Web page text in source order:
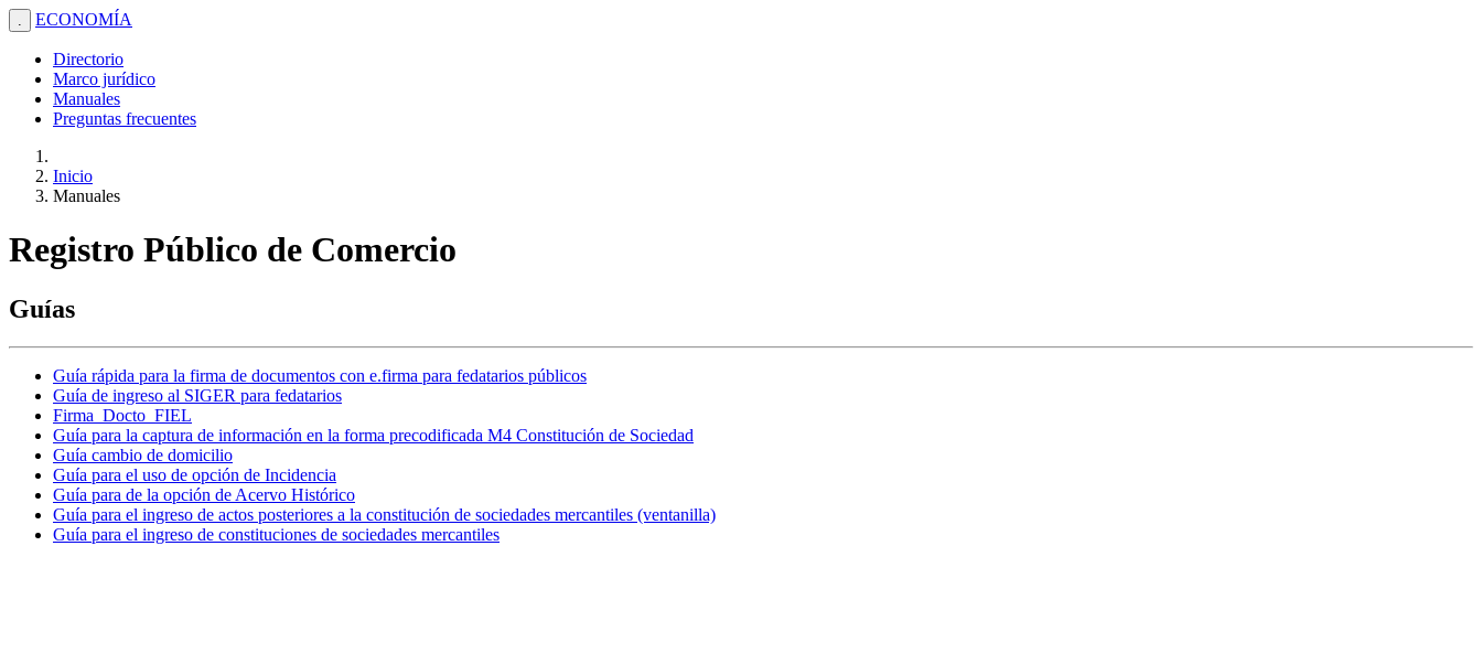
. ECONOMÍA
Directorio
Marco jurídico
Manuales
Preguntas frecuentes
Inicio
Manuales
Registro Público de Comercio
Guías
Guía rápida para la firma de documentos con e.firma para fedatarios públicos
Guía de ingreso al SIGER para fedatarios
Firma_Docto_FIEL
Guía para la captura de información en la forma precodificada M4 Constitución de Sociedad
Guía cambio de domicilio
Guía para el uso de opción de Incidencia
Guía para de la opción de Acervo Histórico
Guía para el ingreso de actos posteriores a la constitución de sociedades mercantiles (ventanilla)
Guía para el ingreso de constituciones de sociedades mercantiles